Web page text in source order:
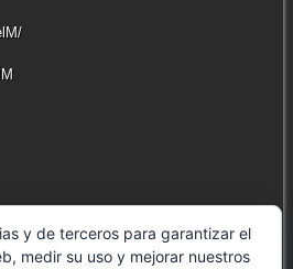
y de terceros para garantizar el
medir su uso y mejorar nuestros